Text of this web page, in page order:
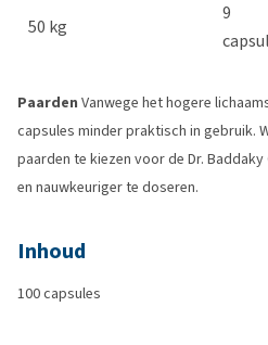
50 kg
9
Paarden Vanwege het hogere
capsules minder praktisch in gebruik.
paarden te kiezen voor de Dr.
en nauwkeuriger te doseren.
Inhoud
100 capsules